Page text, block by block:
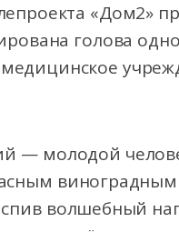
«Дом2»
голова
— молодой
волшебный